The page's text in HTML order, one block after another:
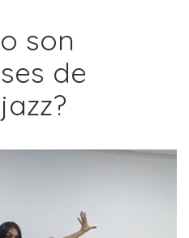
son
de